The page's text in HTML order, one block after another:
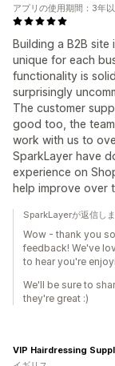
Building a B2B
unique for each
functionality is
surprisingly
The customer
good too, the
work with us to
SparkLayer have
experience on
help improve over
アプリの使用期間：3年
SparkLayerが返信し
Wow - thank you
feedback! We've
to hear you're
We'll be sure to
they're great :)
VIP Hairdressing